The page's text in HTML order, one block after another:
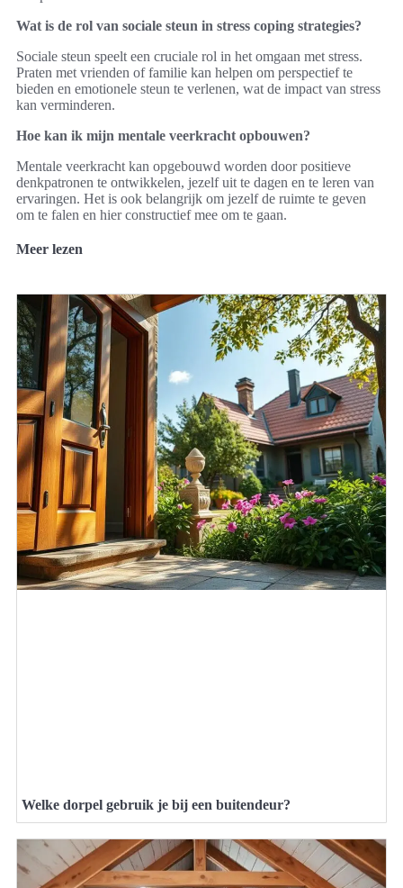
Wat is de rol van sociale steun in stress coping strategies?
Sociale steun speelt een cruciale rol in het omgaan met stress.
Praten met vrienden of familie kan helpen om perspectief te
bieden en emotionele steun te verlenen, wat de impact van stress
kan verminderen.
Hoe kan ik mijn mentale veerkracht opbouwen?
Mentale veerkracht kan opgebouwd worden door positieve
denkpatronen te ontwikkelen, jezelf uit te dagen en te leren van
ervaringen. Het is ook belangrijk om jezelf de ruimte te geven
om te falen en hier constructief mee om te gaan.
Meer lezen
Welke dorpel gebruik je bij een buitendeur?